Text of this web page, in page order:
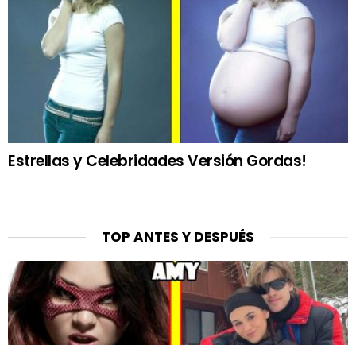
Estrellas y Celebridades Versión Gordas!
TOP ANTES Y DESPUÉS